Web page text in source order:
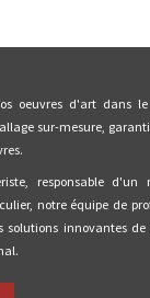
oeuvres d'art dans
sur-mesure,
responsable d'un
notre équipe de
solutions innovantes